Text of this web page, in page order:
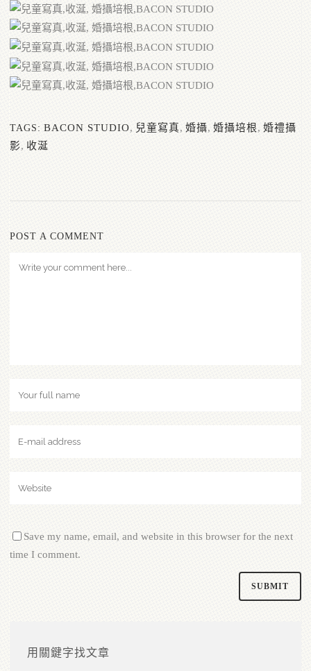
TAGS: BACON STUDIO, 兒童寫真, 婚攝, 婚攝培根, 婚禮攝
影, 收涎
POST A COMMENT
Save my name, email, and website in this browser for the next
time I comment.
用關鍵字找文章